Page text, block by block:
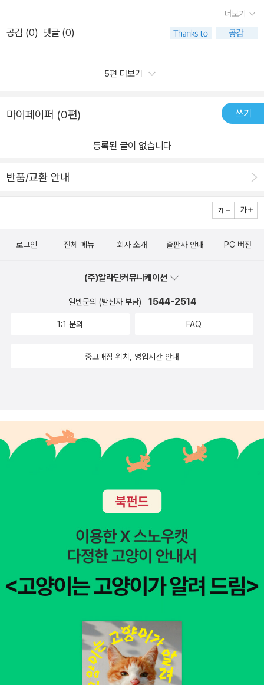
은 자기 자신에 대해 용기가 필요한 사람들에게 보내는 선물인 듯하
되는 자존감은 일평생 그 사람의 뿌리의 탄탄함을 결정한다. 나 자신
분이 된다. 여기 내가 어떤 모습으로 바뀌어도 나는 나 자신으로써 충
분히 이해받고 존경받을 수 있다는 것을 보여주는 그림책이 있다. 이
제 여러분을 초대합니다. 따스함이 있는 그림책 속으로 ~~
아픈 호랑이에게 사슴심장이어도 상관없다며 용기를 준다그리고 결
국 심장이식을 받고 예전처럼 잘지낸다는 내용이다강인한 겉모습 뒤
에 숨겨있는 센 자존심때문에 우리는 많은것을 놓치고 사는건 아닌지
더보기
공감 (0) 댓글 (0)
5편 더보기
마이페이퍼 (0편) 쓰기
등록된 글이 없습니다
반품/교환 안내
로그인 전체 메뉴 회사 소개 출판사 안내 PC 버전
(주)알라딘커뮤니케이션
일반문의 (발신자 부담) 1544-2514
1:1 문의 FAQ
중고매장 위치, 영업시간 안내